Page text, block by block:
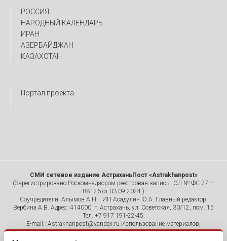
РОССИЯ
НАРОДНЫЙ КАЛЕНДАРЬ
ИРАН
АЗЕРБАЙДЖАН
КАЗАХСТАН
Портал проекта
СМИ сетевое издание АстраханьПост «Astrakhanpost»
(Зарегистрировано Роскомнадзором реестровая запись: ЭЛ № ФС 77 —
88126 от 03.09.2024.)
Соучредители: Алымов А.Н. , ИП Асадулин Ю.А. Главный редактор:
Вербина А.В. Адрес: 414000, г. Астрахань, ул. Советская, 30/12, пом. 15
Тел. +7 917 191-22-45.
E-mail.: Astrakhanpost@yandex.ru Использование материалов,
размещенных на страницах сетевого издания «Astrakhanpost»,